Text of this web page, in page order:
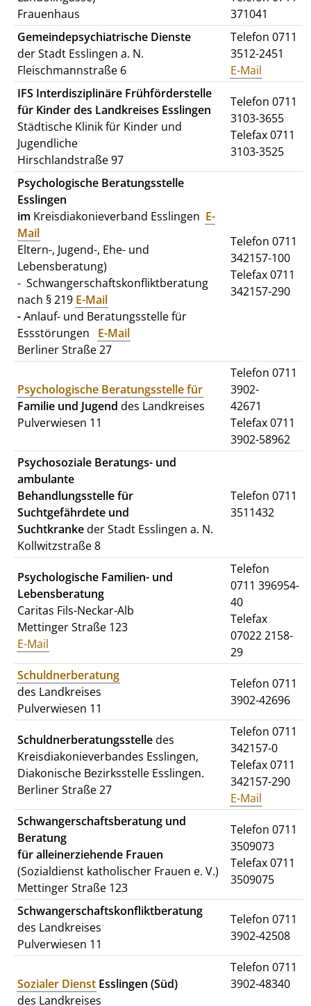
Frauenhaus
371041
Gemeindepsychiatrische Dienste
der Stadt Esslingen a. N.
Fleischmannstraße 6
Telefon 0711
3512-2451
E-Mail
IFS Interdisziplinäre Frühförderstelle
für Kinder des Landkreises Esslingen
Städtische Klinik für Kinder und
Jugendliche
Hirschlandstraße 97
Telefon 0711
3103-3655
Telefax 0711
3103-3525
Psychologische Beratungsstelle
Esslingen
im Kreisdiakonieverband Esslingen E-
Mail
Eltern-, Jugend-, Ehe- und
Lebensberatung)
- Schwangerschaftskonfliktberatung
nach § 219 E-Mail
-Anlauf- und Beratungsstelle für
Essstörungen E-Mail
Berliner Straße 27
Telefon 0711
342157-100
Telefax 0711
342157-290
Psychologische Beratungsstelle für
Familie und Jugend des Landkreises
Pulverwiesen 11
Telefon 0711
3902-
42671
Telefax 0711
3902-58962
Psychosoziale Beratungs- und
ambulante
Behandlungsstelle für
Suchtgefährdete und
Suchtkrankeder Stadt Esslingen a. N.
Kollwitzstraße 8
Telefon 0711
3511432
Psychologische Familien- und
Lebensberatung
Caritas Fils-Neckar-Alb
Mettinger Straße 123
E-Mail
Telefon
0711 396954-
40
Telefax
07022 2158-
29
Schuldnerberatung
des Landkreises
Pulverwiesen 11
Telefon 0711
3902-42696
Schuldnerberatungsstelledes
Kreisdiakonieverbandes Esslingen,
Diakonische Bezirksstelle Esslingen.
Berliner Straße 27
Telefon 0711
342157-0
Telefax 0711
342157-290
E-Mail
Schwangerschaftsberatung und
Beratung
für alleinerziehende Frauen
(Sozialdienst katholischer Frauen e. V.)
Mettinger Straße 123
Telefon 0711
3509073
Telefax 0711
3509075
Schwangerschaftskonfliktberatung
des Landkreises
Pulverwiesen 11
Telefon 0711
3902-42508
Sozialer DienstEsslingen (Süd)
des Landkreises
Telefon 0711
3902-48340